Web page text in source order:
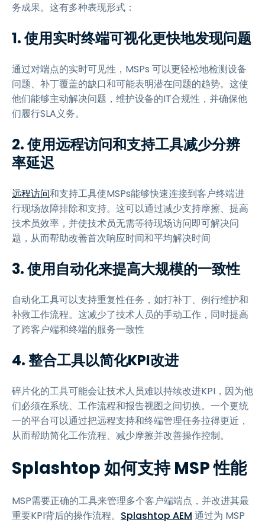
务成果。这有多种表现形式：
1. 使用实时终端可视化更快地发现问题
通过对端点的实时可见性，MSPs 可以更轻松地检测设备
问题、补丁覆盖的缺口和可能表明潜在问题的趋势。这使
他们能够主动解决问题，维护设备的IT合规性，并确保他
们履行SLA义务。
2. 使用远程访问和支持工具减少分辨
率延迟
远程访问和支持工具使MSPs能够快速连接到客户终端进
行现场故障排除和支持。这可以通过减少支持摩擦、提高
技术员效率，并使技术员无需等待现场访问即可解决问
题，从而帮助改善首次响应时间和平均解决时间
3. 使用自动化来提高大规模的一致性
自动化工具可以支持重复性任务，如打补丁、例行维护和
补救工作流程。这减少了技术人员的手动工作，同时提高
了跨客户端和终端的服务一致性
4. 整合工具以简化KPI改进
碎片化的工具可能会让技术人员难以持续改进KPI，因为他
们必须在系统、工作流程和报告视图之间切换。一个更统
一的平台可以通过把远程支持和终端管理任务拉得更近，
从而帮助简化工作流程、减少摩擦并改善操作控制。
Splashtop 如何支持 MSP 性能
MSP需要正确的工具来管理多个客户端端点，并改进其最
重要KPI背后的操作流程。 Splashtop AEM 通过为 MSP